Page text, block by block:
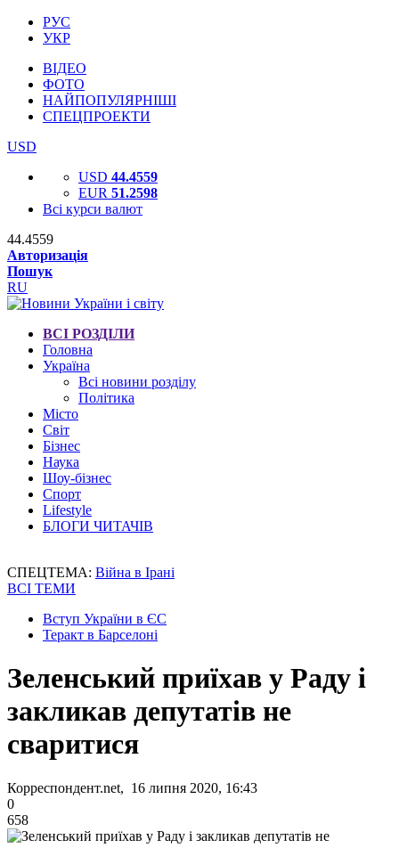
РУС
УКР
ВІДЕО
ФОТО
НАЙПОПУЛЯРНІШІ
СПЕЦПРОЕКТИ
USD
USD 44.4559
EUR 51.2598
Всі курси валют
44.4559
Авторизація
Пошук
RU
ВСІ РОЗДІЛИ
Головна
Україна
Всі новини розділу
Політика
Місто
Світ
Бізнес
Наука
Шоу-бізнес
Спорт
Lifestyle
БЛОГИ ЧИТАЧІВ
СПЕЦТЕМА: Війна в Ірані
ВСІ ТЕМИ
Вступ України в ЄС
Теракт в Барселоні
Зеленський приїхав у Раду і
закликав депутатів не
сваритися
Корреспондент.net, 16 липня 2020, 16:43
0
658